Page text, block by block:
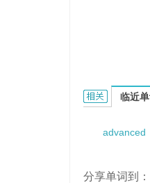
advanced临近
advanced
分享单词到：